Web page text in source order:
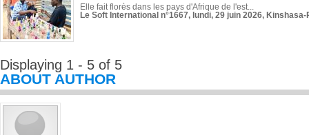
Elle fait florès dans les pays d'Afrique de l'est...
Le Soft International n°1667, lundi, 29 juin 2026,
Displaying 1 - 5 of 5
ABOUT AUTHOR